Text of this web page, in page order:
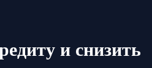
и снизить